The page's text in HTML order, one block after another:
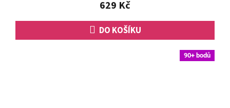
hvězdiček.
629 Kč
DO KOŠÍKU
90+ bodů